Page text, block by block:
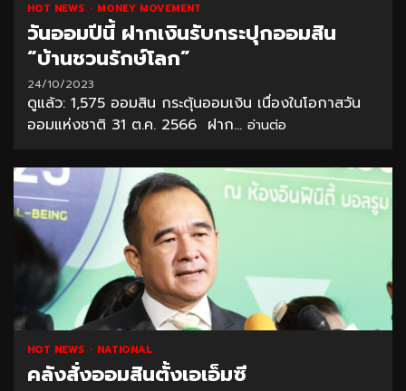
HOT NEWS MONEY MOVEMENT
วันออมปีนี้ ฝากเงินรับกระปุกออมสิน
“บ้านชวนรักษ์โลก”
24/10/2023
ดูแล้ว: 1,575 ออมสิน กระตุ้นออมเงิน เนื่องในโอกาสวัน
ออมแห่งชาติ 31 ต.ค. 2566 ฝาก... อ่านต่อ
HOT NEWS NATIONAL
คลังสั่งออมสินตั้งเอเอ็มซี